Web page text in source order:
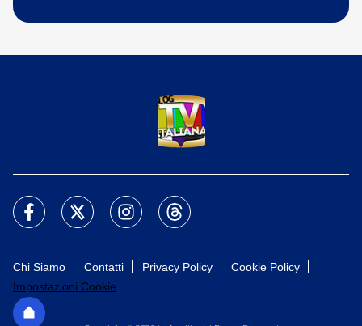
Chi Siamo Contatti Privacy Policy
Cookie Policy
Impostazioni Cookie